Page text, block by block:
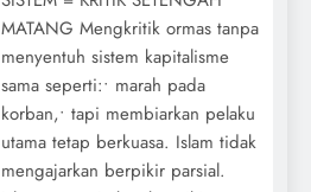
MATANG Mengkritik ormas tanpa
menyentuh sistem kapitalisme
sama seperti:• marah pada
korban,• tapi membiarkan pelaku
utama tetap berkuasa. Islam tidak
mengajarkan berpikir parsial.